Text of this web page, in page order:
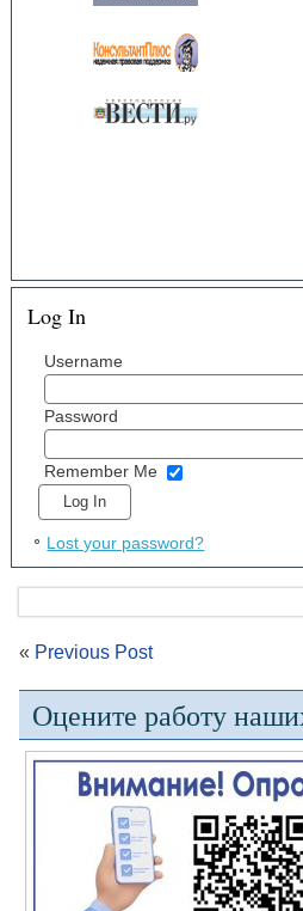
Log In
Username
Password
Remember Me
Lost your password?
« Previous Post
Оцените работу